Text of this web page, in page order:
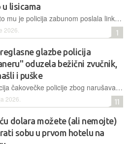
u lisicama
Nakon što mu je policija zabunom poslala link za preuzimanje umjesto za slanje podataka, 40-godišnjak je uhićen jer je odbio izbrisati povjerljive dokumente dobivene greškom
2026. 1
glazbe policija
oduzela bežični zvučnik,
i puške
Intervencija čakovečke policije zbog narušavanja noćnog mira rezultirala je uhićenjem 20-godišnjaka, zapljenom triju pušaka te oduzimanjem zvučnika kojim je uznemiravao sumještane u Kuršancu
2026. 11
dolara možete (ali nemojte)
sobu u prvom hotelu na